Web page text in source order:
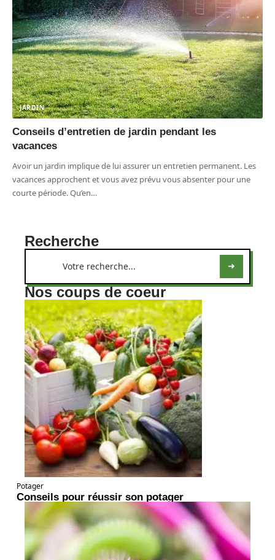
JARDIN
Conseils d’entretien de jardin pendant les
vacances
Avoir un jardin implique de lui assurer un entretien permanent. Les
vacances approchent et vous avez prévu vous absenter pour une
courte période. Qu’en…
Recherche
Nos coups de coeur
Potager
Conseils pour réussir son potager